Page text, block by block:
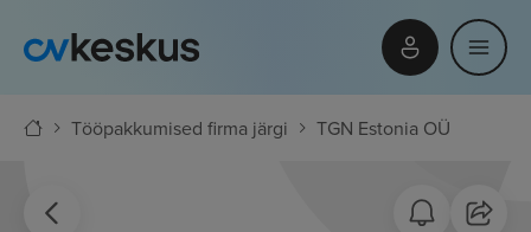
Tööpakkumised firma järgi TGN Estonia OÜ